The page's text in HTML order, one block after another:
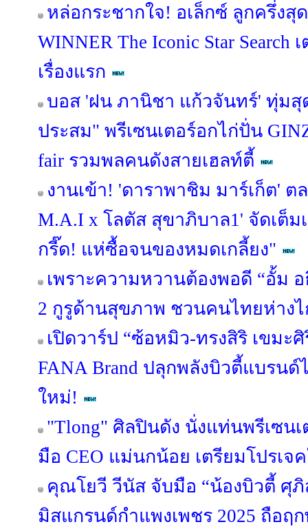
หล่อกระชากใจ! อเล็กซ์ ลูกครึ่ง
WINNER The Iconic Star Search
เรื่องแรก
บอส 'ฝน ภานิชา แก้วจันทร์' ทุ่มสุ
ประสม" พรีเซนเตอร์อกไก่ปั่น
fair รวมพลคนดังสายเฮลท์ตี้
งานเข้า! 'ดาราพาชิม มาร์เก็ต'
M.A.I x โลตัส สุขาภิบาล1' จัดเต็
กรี๊ด! แห่ซื้อจนของหมดเกลี้ยง"
เพราะความหวานต้องพอดี “อั้ม
2 กูรูด้านสุขภาพ ชวนคนไทยห่าง
เปิดวาร์ป “ซ้อหมิว-ทรงสิริ เขมะ
FANA Brand ปลุกพลังบิวตี้แบรน
ใหม่!
"Tlong" ศิลปินดัง นั่งแท่นพรีเซ
มือ CEO แม่นกน้อย เตรียมโปรเจ
คุณโยวี วีนัส จับมือ “น้องบิวตี้ ศุ
มิสแกรนด์กำแพงเพชร 2025 ถือฤ